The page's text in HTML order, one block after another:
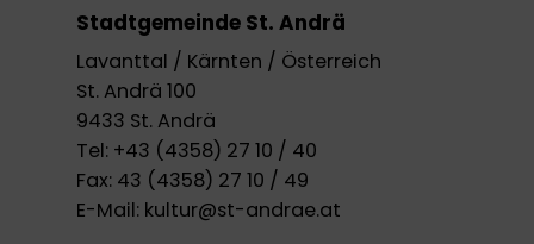
Stadtgemeinde St. Andrä
Lavanttal / Kärnten / Österreich
St. Andrä 100
9433 St. Andrä
Tel: +43 (4358) 27 10 / 40
Fax: 43 (4358) 27 10 / 49
E-Mail: kultur@st-andrae.at